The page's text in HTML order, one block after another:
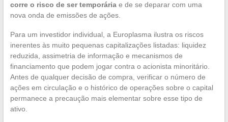
corre o risco de ser temporáriae de se deparar com uma
nova onda de emissões de ações.
Para um investidor individual, a Europlasma ilustra os riscos
inerentes às muito pequenas capitalizações listadas: liquidez
reduzida, assimetria de informação e mecanismos de
financiamento que podem jogar contra o acionista minoritário.
Antes de qualquer decisão de compra, verificar o número de
ações em circulação e o histórico de operações sobre o capital
permanece a precaução mais elementar sobre esse tipo de
ativo.